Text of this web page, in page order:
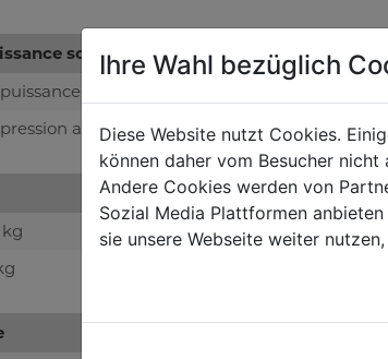
sonore- vibreur
sonore en dB
acoustique en dB
Ihre Wahl bezüglich
Diese Website nutzt Cookies.
können daher vom Besucher
Andere Cookies werden von
Sozial Media Plattformen
sie unsere Webseite weiter